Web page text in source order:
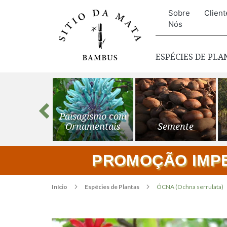
Sobre
Nós
ESPÉCIES DE
Paisagismo com
Ornamentais
Semente
PROMOÇÃO
Início Espécies de Plantas ÓCNA (Ochna serrulata)
o